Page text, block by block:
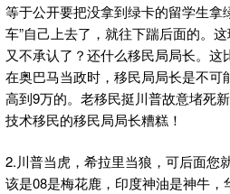
等于公开要把没拿到绿卡的留学生拿
车”自己上去了，就往下踹后面的。
又不承认了？还什么移民局局长。
在奥巴马当政时，移民局局长是不可
高到9万的。老移民挺川普故意堵死
技术移民的移民局局长糟糕！
2.川普当虎，希拉里当狼，可后面您
该是08是梅花鹿，印度神油是神牛